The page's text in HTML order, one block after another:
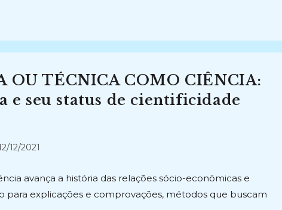
OU TÉCNICA COMO CIÊNCIA:
e seu status de cientificidade
12/2021
avança a história das relações sócio-econômicas e
para explicações e comprovações, métodos que buscam